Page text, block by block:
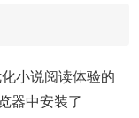
小说阅读体验的
器中安装了